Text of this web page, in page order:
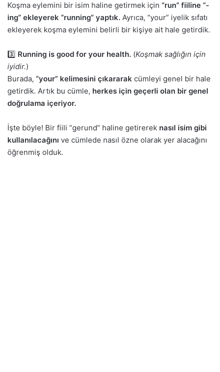
Koşma eylemini bir isim haline getirmek için “run” fiiline “-
ing” ekleyerek “running” yaptık. Ayrıca, “your” iyelik sıfatı
ekleyerek koşma eylemini belirli bir kişiye ait hale getirdik.
3️⃣ Running is good for your health. (Koşmak sağlığın için
iyidir.)
Burada, “your” kelimesini çıkararak cümleyi genel bir hale
getirdik. Artık bu cümle, herkes için geçerli olan bir genel
doğrulama içeriyor.
İşte böyle! Bir fiili “gerund” haline getirerek nasıl isim gibi
kullanılacağını ve cümlede nasıl özne olarak yer alacağını
öğrenmiş olduk.